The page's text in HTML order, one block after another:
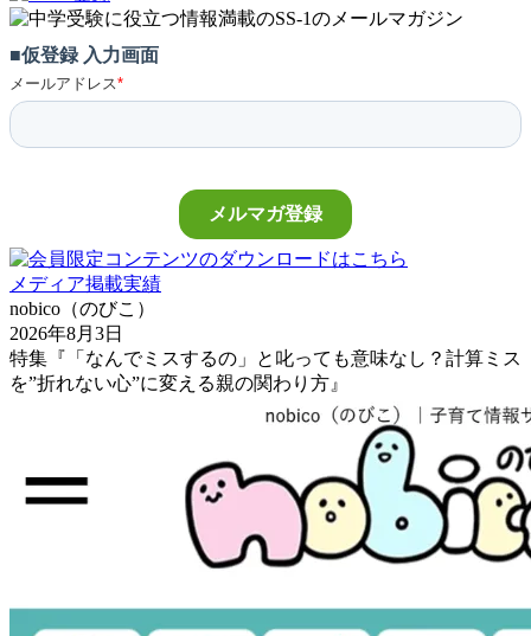
メディア掲載実績
nobico（のびこ）
2026年8月3日
特集『「なんでミスするの」と叱っても意味なし？計算ミス
を”折れない心”に変える親の関わり方』